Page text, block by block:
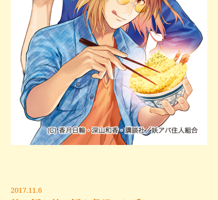
2017.11.6